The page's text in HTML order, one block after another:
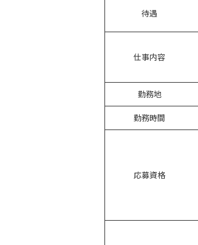
待遇
仕事内容
勤務地
勤務時間
応募資格